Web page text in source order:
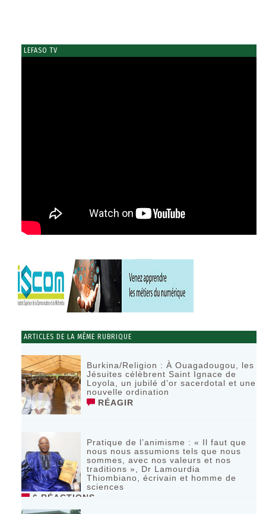
LEFASO TV
ARTICLES DE LA MÊME RUBRIQUE
Burkina/Religion : À Ouagadougou, les
Jésuites célèbrent Saint Ignace de
Loyola, un jubilé d’or sacerdotal et une
nouvelle ordination
RÉAGIR
Pratique de l’animisme : « Il faut que
nous nous assumions tels que nous
sommes, avec nos valeurs et nos
traditions », Dr Lamourdia
Thiombiano, écrivain et homme de
sciences
6 RÉACTIONS